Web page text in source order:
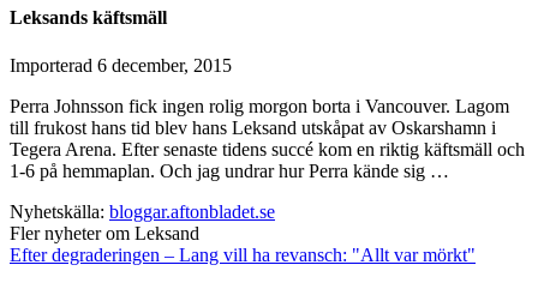
Leksands käftsmäll
Importerad 6 december, 2015
Perra Johnsson fick ingen rolig morgon borta i Vancouver. Lagom
till frukost hans tid blev hans Leksand utskåpat av Oskarshamn i
Tegera Arena. Efter senaste tidens succé kom en riktig käftsmäll och
1-6 på hemmaplan. Och jag undrar hur Perra kände sig …
Nyhetskälla: bloggar.aftonbladet.se
Fler nyheter om Leksand
Efter degraderingen – Lang vill ha revansch: "Allt var mörkt"